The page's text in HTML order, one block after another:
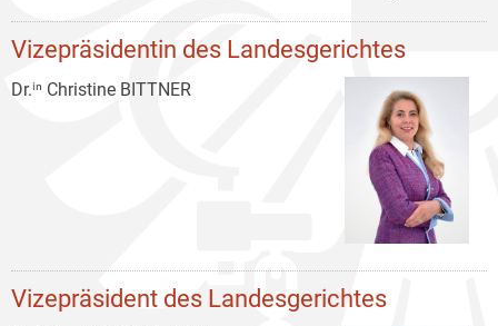
Vizepräsidentin des Landesgerichtes
Dr.ⁱⁿ Christine BITTNER
Vizepräsident des Landesgerichtes